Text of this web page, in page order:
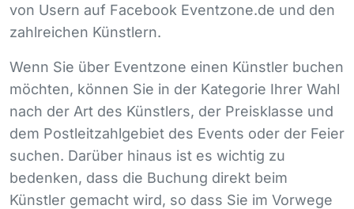
von Usern auf Facebook Eventzone.de und den
zahlreichen Künstlern.
Wenn Sie über Eventzone einen Künstler buchen
möchten, können Sie in der Kategorie Ihrer Wahl
nach der Art des Künstlers, der Preisklasse und
dem Postleitzahlgebiet des Events oder der Feier
suchen. Darüber hinaus ist es wichtig zu
bedenken, dass die Buchung direkt beim
Künstler gemacht wird, so dass Sie im Vorwege